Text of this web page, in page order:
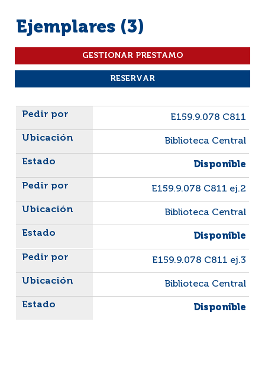
Ejemplares (3)
Liste des exemplaires
E159.9.078 C811
Biblioteca Central
Disponible
E159.9.078 C811 ej.2
Biblioteca Central
Disponible
E159.9.078 C811 ej.3
Biblioteca Central
Disponible